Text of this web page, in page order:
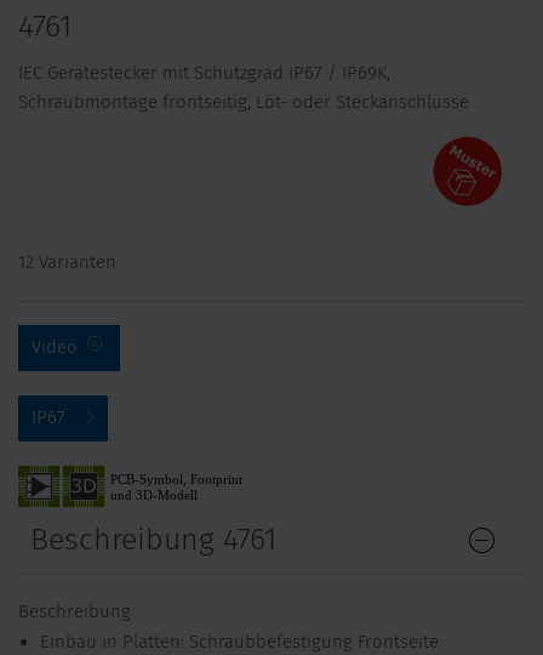
4761
IEC Gerätestecker mit Schutzgrad IP67 / IP69K,
Schraubmontage frontseitig, Löt- oder Steckanschlüsse
12 Varianten
Video
IP67
Beschreibung 4761
Beschreibung
Einbau in Platten: Schraubbefestigung Frontseite